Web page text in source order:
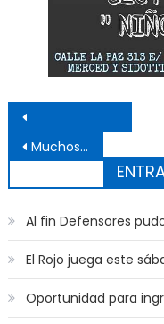
Muchos deportes en la colonia de verano
Al fin Defensores
El Rojo juega este
Oportunidad para